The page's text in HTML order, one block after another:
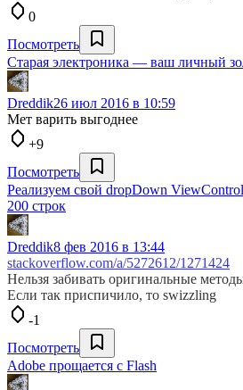
0
Посмотреть
Старая электроника — ваш личный
Dreddik26 июл 2016 в 10:59
Мет варить выгоднее
+9
Посмотреть
Реализуем свой dropDown
200 строк
Dreddik8 фев 2016 в 13:44
stackoverflow.com/a/5272612/1271424
Нельзя забивать оригинальные
Если так приспичило, то swizzling
-1
Посмотреть
Adobe прощается с Flash